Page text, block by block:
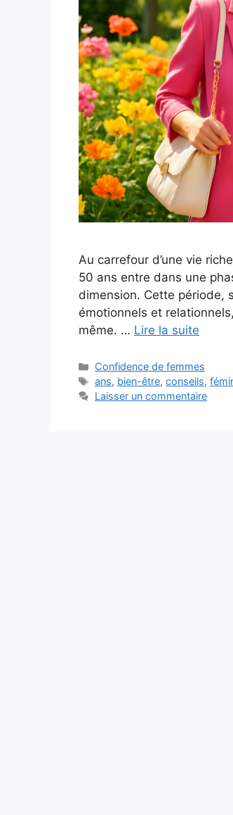
Au carrefour d’une vie
50 ans entre dans une
dimension. Cette période,
émotionnels et
même. … Lire la suite
Catégories
Confidence de femmes
Étiquettes
ans, bien-être,conseils,
Laisser un commentaire